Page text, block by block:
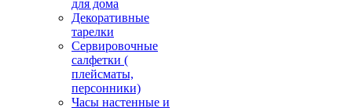
для дома
Декоративные
тарелки
Сервировочные
салфетки (
плейсматы,
персонники)
Часы настенные и